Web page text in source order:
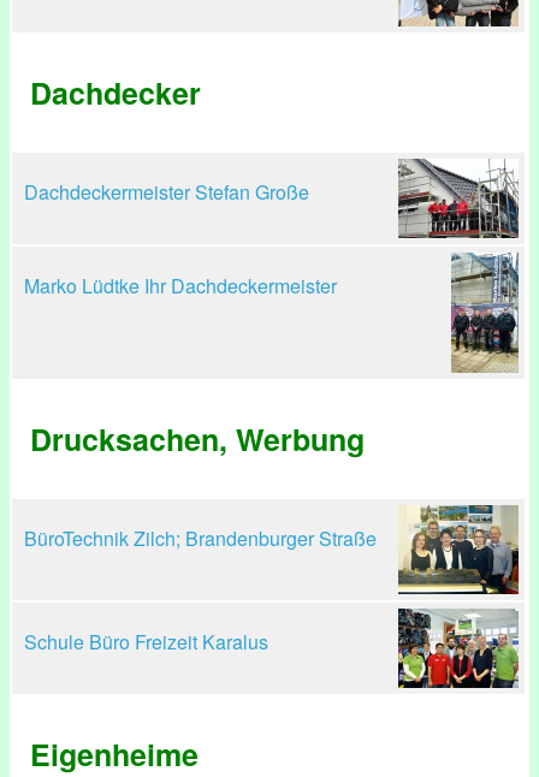
Dachdecker
Dachdeckermeister Stefan Große
Marko Lüdtke Ihr Dachdeckermeister
Drucksachen, Werbung
BüroTechnik Zilch; Brandenburger Straße
Schule Büro Freizeit Karalus
Eigenheime